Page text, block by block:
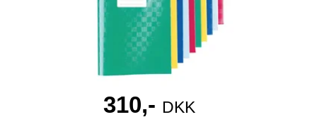
310,- DKK